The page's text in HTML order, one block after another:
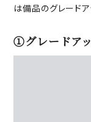
は備品のグレードア
①グレードア